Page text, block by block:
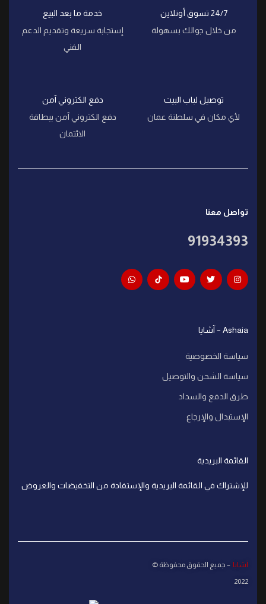
24/7 تسوق أونلاين
من خلال جوالك بسهولة
خدمة ما بعد البيع
إستجابة سريعة وتقديم الدعم
الفني
توصيل لباب البيت
لأي مكان في سلطنة عمان
دفع الكتروني آمن
دفع الكتروني آمن ببطاقة
الائتمان
تواصل معنا
91934393
Ashaia – آشايا
سياسة الخصوصية
سياسة الشحن والتوصيل
طرق الدفع والسداد
الإستبدال والإرجاع
القائمة البريدية
للإشتراك في القائمة البريدية والإستفادة من التخفيضات والعروض
آشايا – جميع الحقوق محفوظة ©
2022